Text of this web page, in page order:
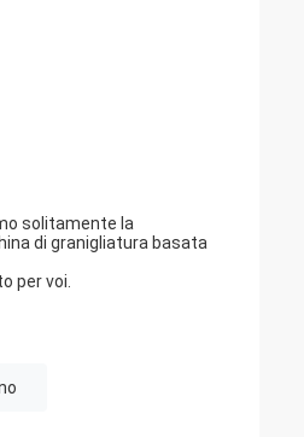
solitamente la
di granigliatura basata
per voi.